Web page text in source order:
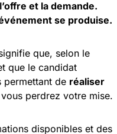
et la demande.
se produise.
que, selon le
que le candidat
permettant de réaliser
perdrez votre mise.
disponibles et des